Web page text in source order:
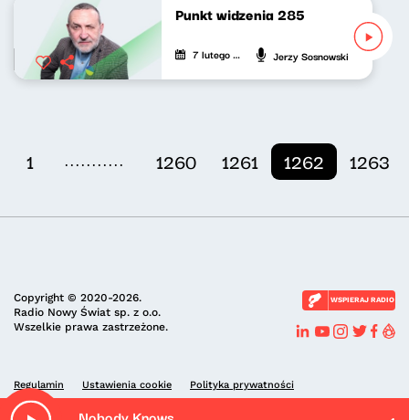
Punkt widzenia 285
7 lutego 2022 Jerzy Sosnowski
1 ........... 1260 1261 1262 1263
Copyright © 2020-2026.
Radio Nowy Świat sp. z o.o.
Wszelkie prawa zastrzeżone.
WSPIERAJ RADIO
Regulamin Ustawienia cookie Polityka prywatności